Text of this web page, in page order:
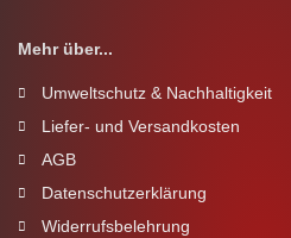
Mehr über...
Umweltschutz & Nachhaltigkeit
Liefer- und Versandkosten
AGB
Datenschutzerklärung
Widerrufsbelehrung